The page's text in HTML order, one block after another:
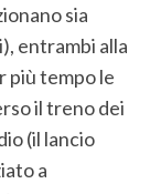
sia
entrambi alla
più tempo le
il treno dei
(il lancio
a